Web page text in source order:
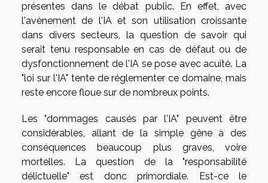
présentes dans le débat public. En effet, avec
l'avènement de l'IA et son utilisation croissante
dans divers secteurs, la question de savoir qui
serait tenu responsable en cas de défaut ou de
dysfonctionnement de l'IA se pose avec acuité. La
"loi sur l'IA" tente de réglementer ce domaine, mais
reste encore floue sur de nombreux points.
Les "dommages causés par l'IA" peuvent être
considérables, allant de la simple gêne à des
conséquences beaucoup plus graves, voire
mortelles. La question de la "responsabilité
délictuelle" est donc primordiale. Est-ce le